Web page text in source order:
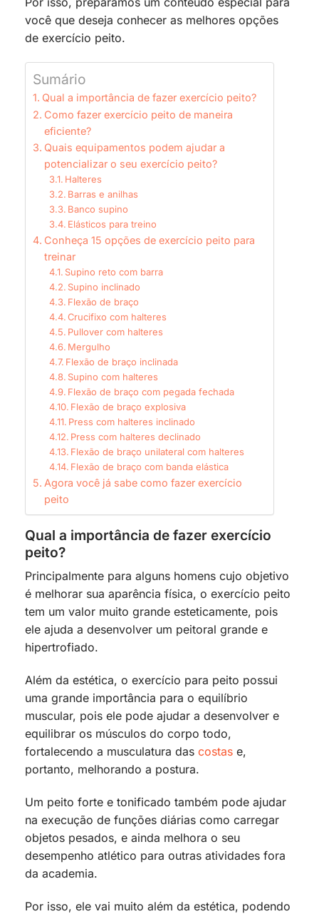
você que deseja conhecer as melhores opções
de exercício peito.
Sumário
Qual a importância de fazer exercício peito?
Como fazer exercício peito de maneira
eficiente?
Quais equipamentos podem ajudar a
potencializar o seu exercício peito?
Halteres
Barras e anilhas
Banco supino
Elásticos para treino
Conheça 15 opções de exercício peito para
treinar
Supino reto com barra
Supino inclinado
Flexão de braço
Crucifixo com halteres
Pullover com halteres
Mergulho
Flexão de braço inclinada
Supino com halteres
Flexão de braço com pegada fechada
Flexão de braço explosiva
Press com halteres inclinado
Press com halteres declinado
Flexão de braço unilateral com halteres
Flexão de braço com banda elástica
Agora você já sabe como fazer exercício
peito
Qual a importância de fazer exercício
peito?
Principalmente para alguns homens cujo objetivo
é melhorar sua aparência física, o exercício peito
tem um valor muito grande esteticamente, pois
ele ajuda a desenvolver um peitoral grande e
hipertrofiado.
Além da estética, o exercício para peito possui
uma grande importância para o equilíbrio
muscular, pois ele pode ajudar a desenvolver e
equilibrar os músculos do corpo todo,
fortalecendo a musculatura das costas e,
portanto, melhorando a postura.
Um peito forte e tonificado também pode ajudar
na execução de funções diárias como carregar
objetos pesados, e ainda melhora o seu
desempenho atlético para outras atividades fora
da academia.
Por isso, ele vai muito além da estética, podendo